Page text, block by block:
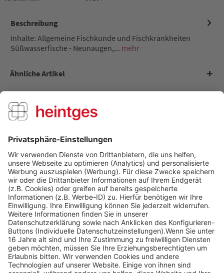
Beschreibung
Inhalte: Allgemeine Fischkunde und Fischkrankheiten
Süßwasserfische - Neunaugen,... mehr
Ähnliche Artikel
Kunden haben sich ebenfalls angesehen
Über uns
Service Hotline
Shop Service
Informationen